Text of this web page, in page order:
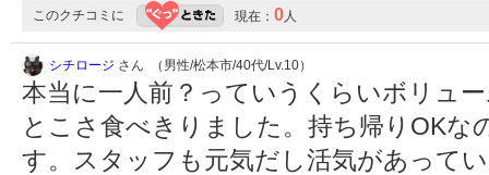
このクチコミに 現在： 0人
シチロージ さん （男性/松本市/40代/Lv.10）
本当に一人前？っていうくらいボリュ
とこさ食べきりました。持ち帰りOKな
す。スタッフも元気だし活気があって